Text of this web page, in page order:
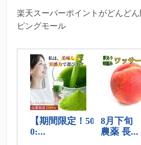
楽天スーパーポイントがどんど
ピングモール